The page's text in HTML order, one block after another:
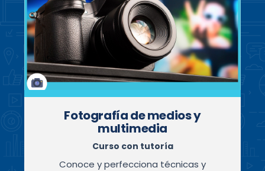
Fotografía de medios y
multimedia
Curso con tutoría
Conoce y perfecciona técnicas y